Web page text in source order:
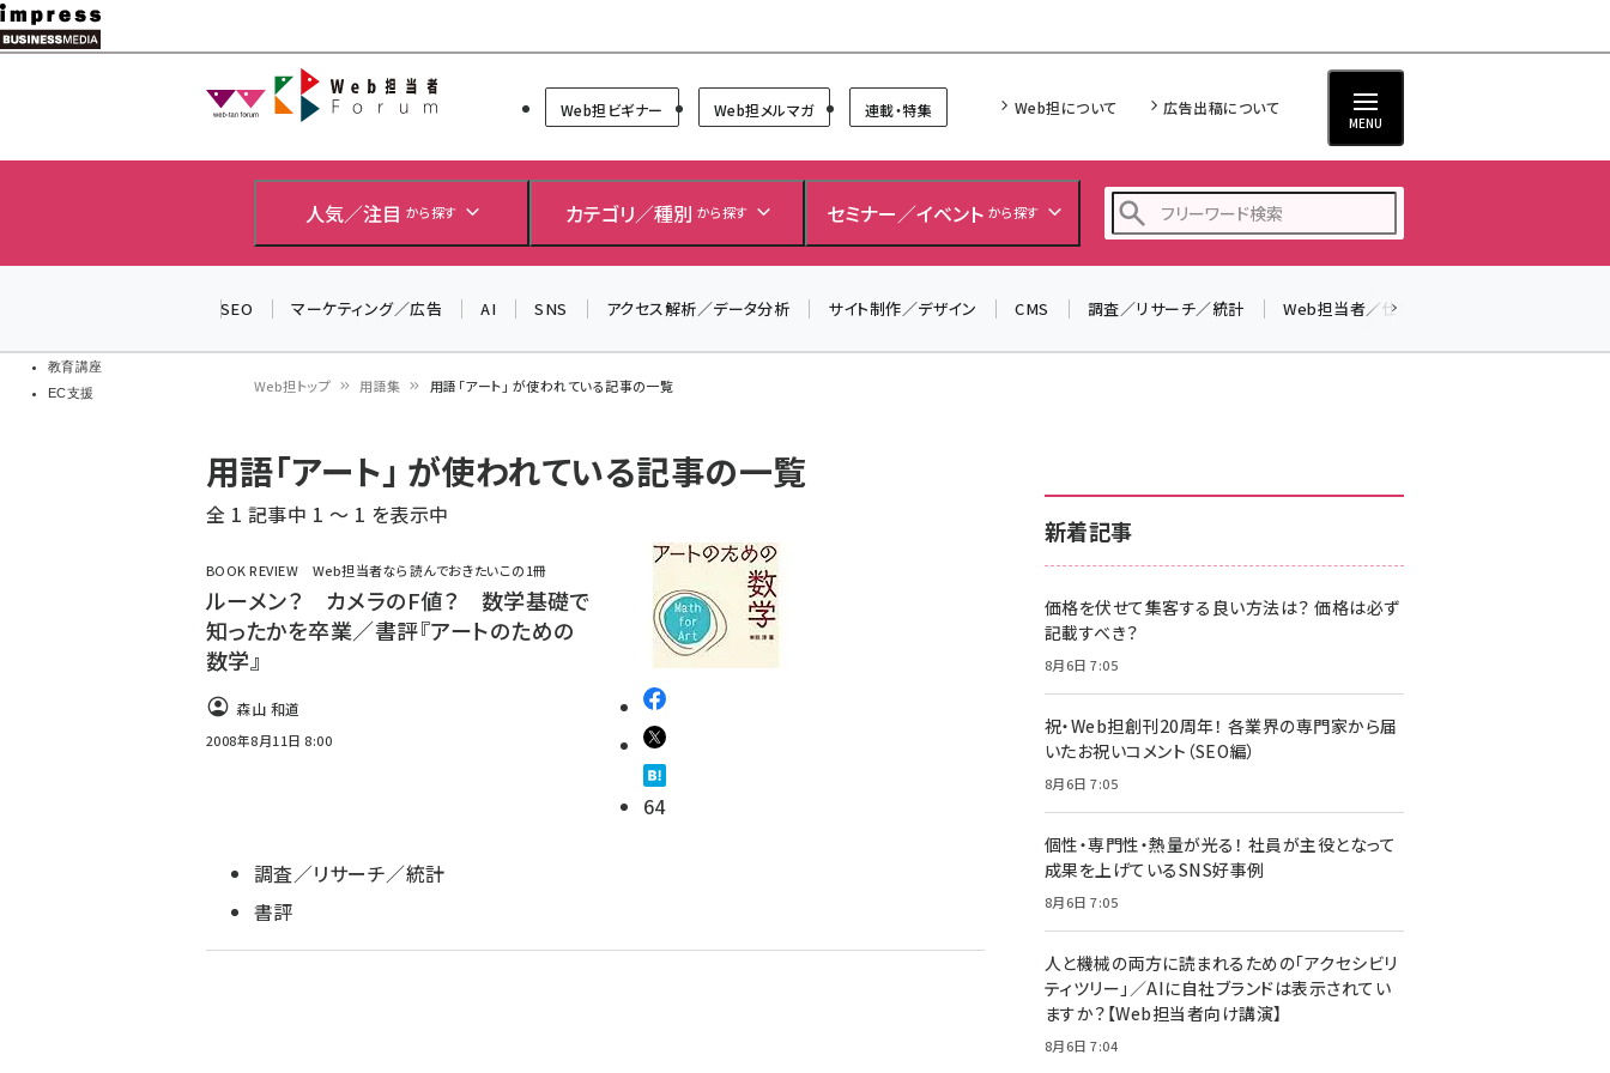
メ
イ
教育講座
EC支援
Web担当者Forum
Web担ビギナー Web担メルマガ 連載・特集 Web担について 広告出稿について
MENU
人気／注目 から探す カテゴリ／種別 から探す セミナー／イベント から探す
z世代 (1622)
meo (1275)
SEO マーケティング／広告 AI SNS アクセス解析／データ分析 サイト制作／デザイン CMS 調査／リサーチ／統計 Web担当者／仕事
ン
く
ず
Web担トップ 用語集 用語「アート」 が使われている記事の一覧
用語「アート」 が使われている記事の一覧
全 1 記事中 1 ～ 1 を表示中
BOOK REVIEW Web担当者なら読んでおきたいこの1冊
ルーメン？ カメラのF値？ 数学基礎で
知ったかを卒業／書評『アートのための
数学』
森山 和道
2008年8月11日 8:00
64
調査／リサーチ／統計
書評
新着記事
価格を伏せて集客する良い方法は？ 価格は必ず
記載すべき？
8月6日 7:05
祝・Web担創刊20周年！ 各業界の専門家から届
いたお祝いコメント（SEO編）
8月6日 7:05
個性・専門性・熱量が光る！ 社員が主役となって
成果を上げているSNS好事例
8月6日 7:05
人と機械の両方に読まれるための「アクセシビリ
ティツリー」／AIに自社ブランドは表示されてい
ますか？【Web担当者向け講演】
8月6日 7:04